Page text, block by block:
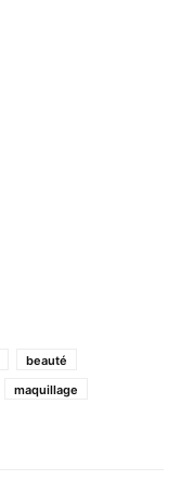
beauté
maquillage